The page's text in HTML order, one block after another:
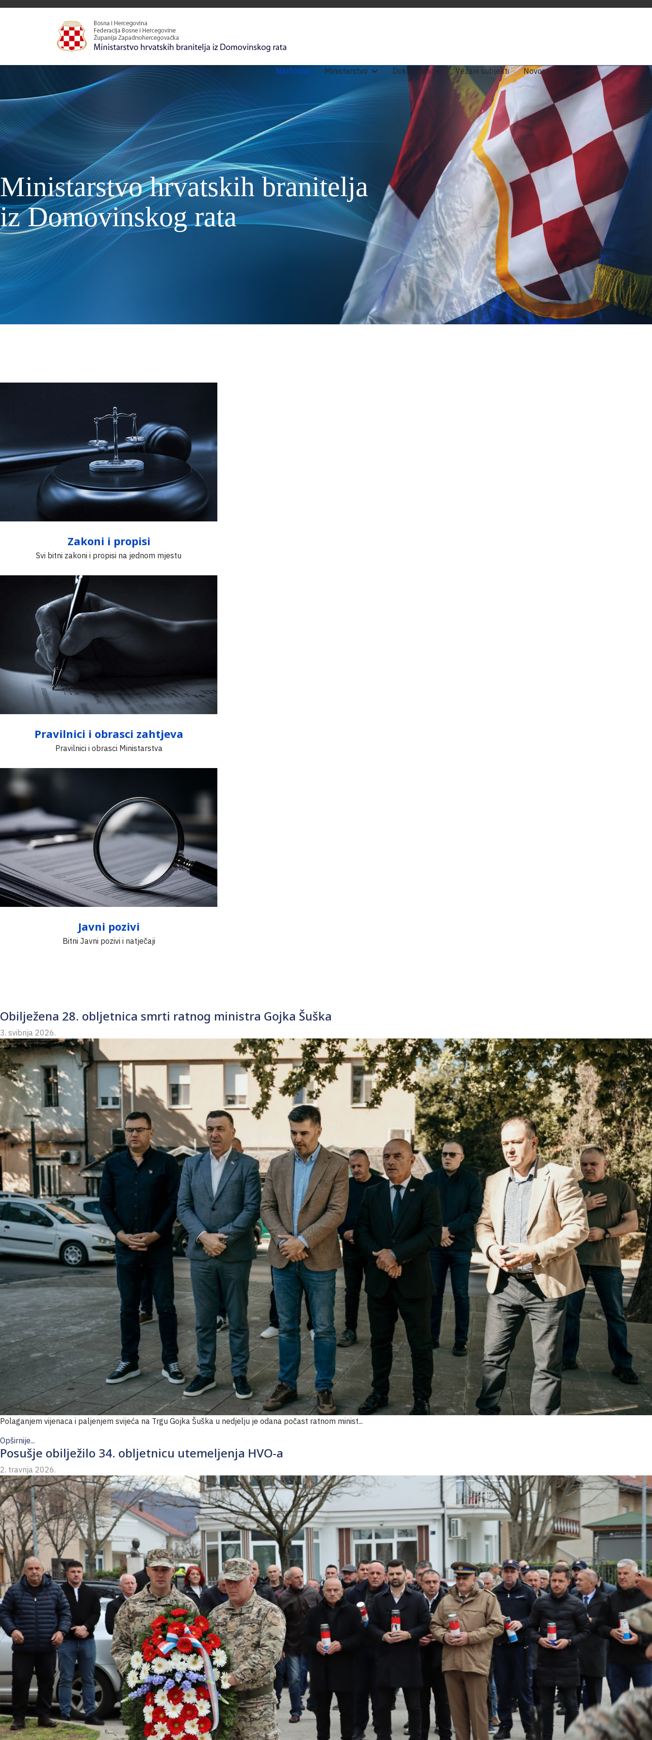
Naslovna Ministarstvo Dokumenti Vezani subjekti Novosti Kontakt
Ministarstvo hrvatskih branitelja
iz Domovinskog rata
Zakoni i propisi
Svi bitni zakoni i propisi na jednom mjestu
Pravilnici i obrasci zahtjeva
Pravilnici i obrasci Ministarstva
Javni pozivi
Bitni Javni pozivi i natječaji
Obilježena 28. obljetnica smrti ratnog ministra Gojka Šuška
3. svibnja 2026.
Polaganjem vijenaca i paljenjem svijeća na Trgu Gojka Šuška u nedjelju je odana počast ratnom minist...
Opširnije...
Posušje obilježilo 34. obljetnicu utemeljenja HVO-a
2. travnja 2026.